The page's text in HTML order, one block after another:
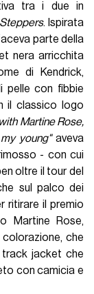
tra i due in
. Ispirata
parte della
nera arricchita
di Kendrick,
pelle con fibbie
il classico logo
Martine Rose,
young"aveva
- con cui
oltre il tour del
sul palco dei
ritirare il premio
Martine Rose,
colorazione, che
jacket che
con camicia e